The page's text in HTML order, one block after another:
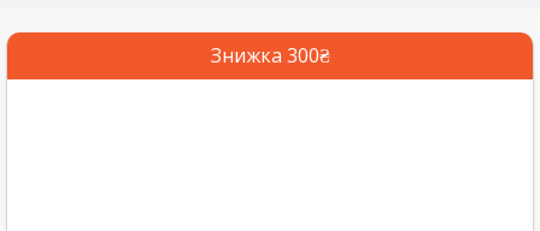
Знижка 300₴